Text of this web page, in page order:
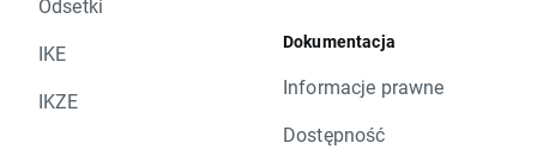
Odsetki
IKE
IKZE
Dokumentacja
Informacje prawne
Dostępność